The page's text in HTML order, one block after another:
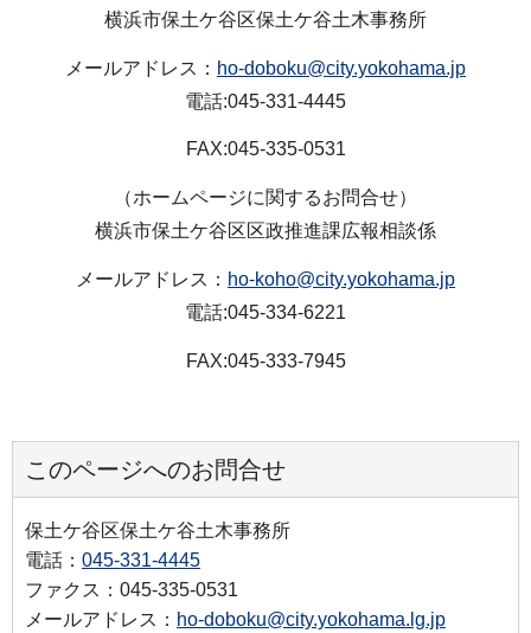
横浜市保土ケ谷区保土ケ谷土木事務所
メールアドレス： ho-doboku@city.yokohama.jp
電話:045-331-4445
FAX:045-335-0531
（ホームページに関するお問合せ）
横浜市保土ケ谷区区政推進課広報相談係
メールアドレス： ho-koho@city.yokohama.jp
電話:045-334-6221
FAX:045-333-7945
このページへのお問合せ
保土ケ谷区保土ケ谷土木事務所
電話： 045-331-4445
ファクス：045-335-0531
メールアドレス： ho-doboku@city.yokohama.lg.jp